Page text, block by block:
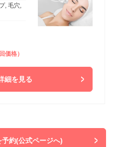
, 毛穴,
価格）
細を見る
約(公式ページへ)